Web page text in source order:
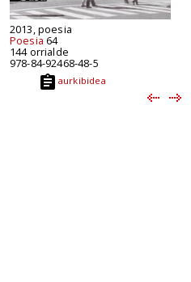
2013, poesia
Poesia 64
144 orrialde
978-84-92468-48-5
aurkibidea